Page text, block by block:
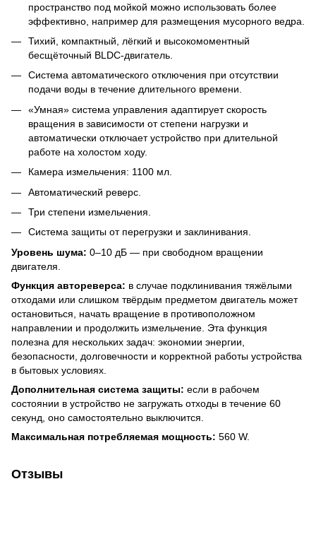
пространство под мойкой можно использовать более
эффективно, например для размещения мусорного ведра.
Тихий, компактный, лёгкий и высокомоментный
бесщёточный BLDC-двигатель.
Система автоматического отключения при отсутствии
подачи воды в течение длительного времени.
«Умная» система управления адаптирует скорость
вращения в зависимости от степени нагрузки и
автоматически отключает устройство при длительной
работе на холостом ходу.
Камера измельчения: 1100 мл.
Автоматический реверс.
Три степени измельчения.
Система защиты от перегрузки и заклинивания.
Уровень шума: 0–10 дБ — при свободном вращении
двигателя.
Функция автореверса: в случае подклинивания тяжёлыми
отходами или слишком твёрдым предметом двигатель может
остановиться, начать вращение в противоположном
направлении и продолжить измельчение. Эта функция
полезна для нескольких задач: экономии энергии,
безопасности, долговечности и корректной работы устройства
в бытовых условиях.
Дополнительная система защиты: если в рабочем
состоянии в устройство не загружать отходы в течение 60
секунд, оно самостоятельно выключится.
Максимальная потребляемая мощность: 560 W.
Отзывы